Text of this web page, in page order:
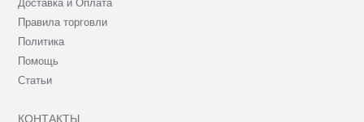
Доставка и Оплата
Правила торговли
Политика
Помощь
Статьи
КОНТАКТЫ